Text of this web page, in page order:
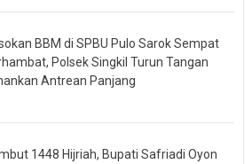
BBM di SPBU Pulo Sarok Sempat
Polsek Singkil Turun Tangan
Antrean Panjang
1448 Hijriah, Bupati Safriadi Oyon